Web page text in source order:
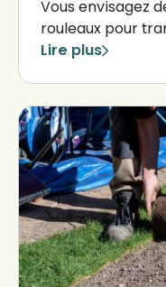
Vous envisagez
rouleaux pour
jardin ?
Lire plus